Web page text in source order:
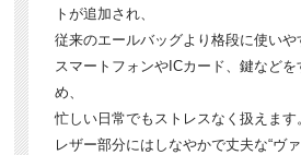
トが追加され、
従来のエールバッグより格段に使いや
スマートフォンやICカード、鍵など
め、
忙しい日常でもストレスなく扱えます
レザー部分にはしなやかで丈夫な“ヴ